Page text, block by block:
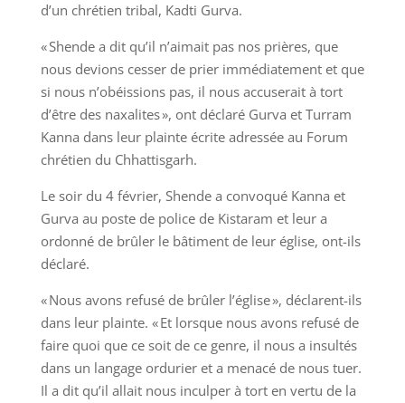
d’un chrétien tribal, Kadti Gurva.
« Shende a dit qu’il n’aimait pas nos prières, que
nous devions cesser de prier immédiatement et que
si nous n’obéissions pas, il nous accuserait à tort
d’être des naxalites », ont déclaré Gurva et Turram
Kanna dans leur plainte écrite adressée au Forum
chrétien du Chhattisgarh.
Le soir du 4 février, Shende a convoqué Kanna et
Gurva au poste de police de Kistaram et leur a
ordonné de brûler le bâtiment de leur église, ont-ils
déclaré.
« Nous avons refusé de brûler l’église », déclarent-ils
dans leur plainte. « Et lorsque nous avons refusé de
faire quoi que ce soit de ce genre, il nous a insultés
dans un langage ordurier et a menacé de nous tuer.
Il a dit qu’il allait nous inculper à tort en vertu de la